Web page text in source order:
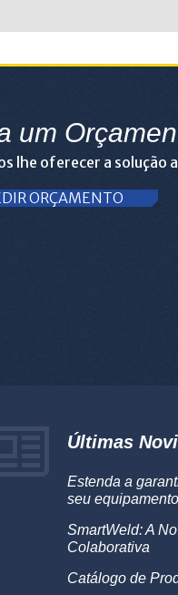
um
lhe oferecer a solução
ORÇAMENTO
Últimas
Estenda a
seu
SmartWeld: A
Colaborativa
Catálogo de